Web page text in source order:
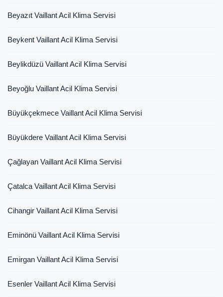
Beyazıt Vaillant Acil Klima Servisi
Beykent Vaillant Acil Klima Servisi
Beylikdüzü Vaillant Acil Klima Servisi
Beyoğlu Vaillant Acil Klima Servisi
Büyükçekmece Vaillant Acil Klima Servisi
Büyükdere Vaillant Acil Klima Servisi
Çağlayan Vaillant Acil Klima Servisi
Çatalca Vaillant Acil Klima Servisi
Cihangir Vaillant Acil Klima Servisi
Eminönü Vaillant Acil Klima Servisi
Emirgan Vaillant Acil Klima Servisi
Esenler Vaillant Acil Klima Servisi